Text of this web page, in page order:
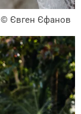
© Євген Єфанов